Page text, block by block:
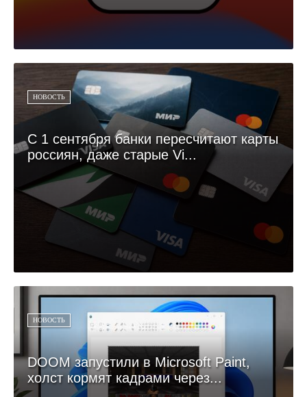
НОВОСТЬ
С 1 сентября банки пересчитают карты
россиян, даже старые Vi...
НОВОСТЬ
DOOM запустили в Microsoft Paint,
холст кормят кадрами через...